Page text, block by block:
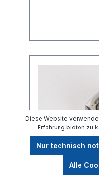
Suevia 6kt.-
Diese Website
Erfahrung bieten zu
Nur technisch
Alle